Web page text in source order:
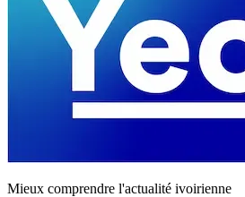
Mieux comprendre l'actualité ivoirienne